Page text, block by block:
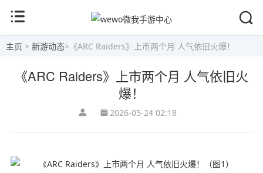
主页 > 新游动态> 《ARC Raiders》上市两个月 人气依旧火爆！
《ARC Raiders》上市两个月 人气依旧火
爆！
2026-05-24 02:18